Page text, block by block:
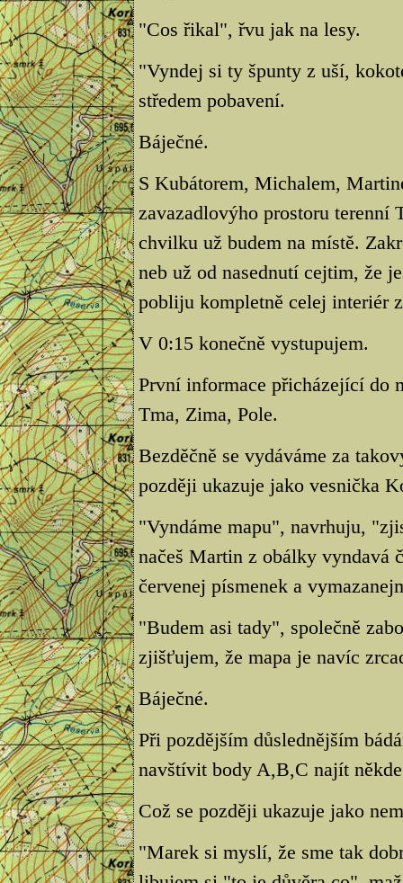
"Cos řikal", řvu jak na lesy.
"Vyndej si ty špunty z uší,
středem pobavení.
Báječné.
S Kubátorem, Michalem,
zavazadlovýho prostoru terenní
chvilku už budem na místě.
neb už od nasednutí cejtim, že
pobliju kompletně celej interiér
V 0:15 konečně vystupujem.
První informace přicházející do
Tma, Zima, Pole.
Bezděčně se vydáváme za
později ukazuje jako vesnička
"Vyndáme mapu", navrhuju,
načeš Martin z obálky vyndavá
červenej písmenek a
"Budem asi tady", společně
zjišťujem, že mapa je navíc
Báječné.
Při pozdějším důslednějším
navštívit body A,B,C najít
Což se později ukazuje jako
"Marek si myslí, že sme tak